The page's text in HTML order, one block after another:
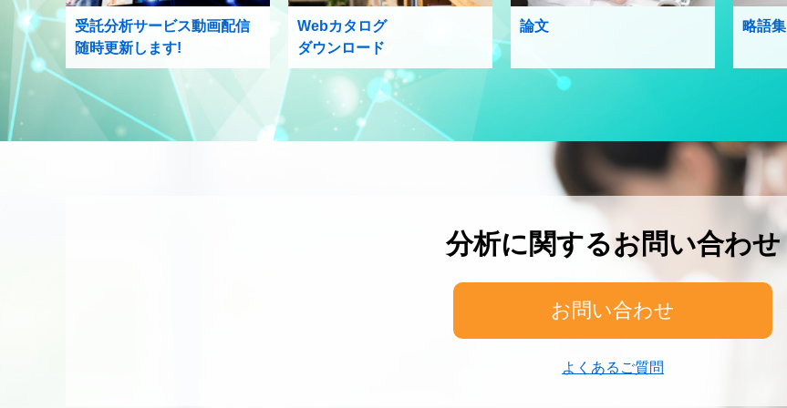
受託分析サービス動画配信
随時更新します!
Webカタログ
ダウンロード
論文 略語集
分析に関するお問い合わせ
お問い合わせ
よくあるご質問